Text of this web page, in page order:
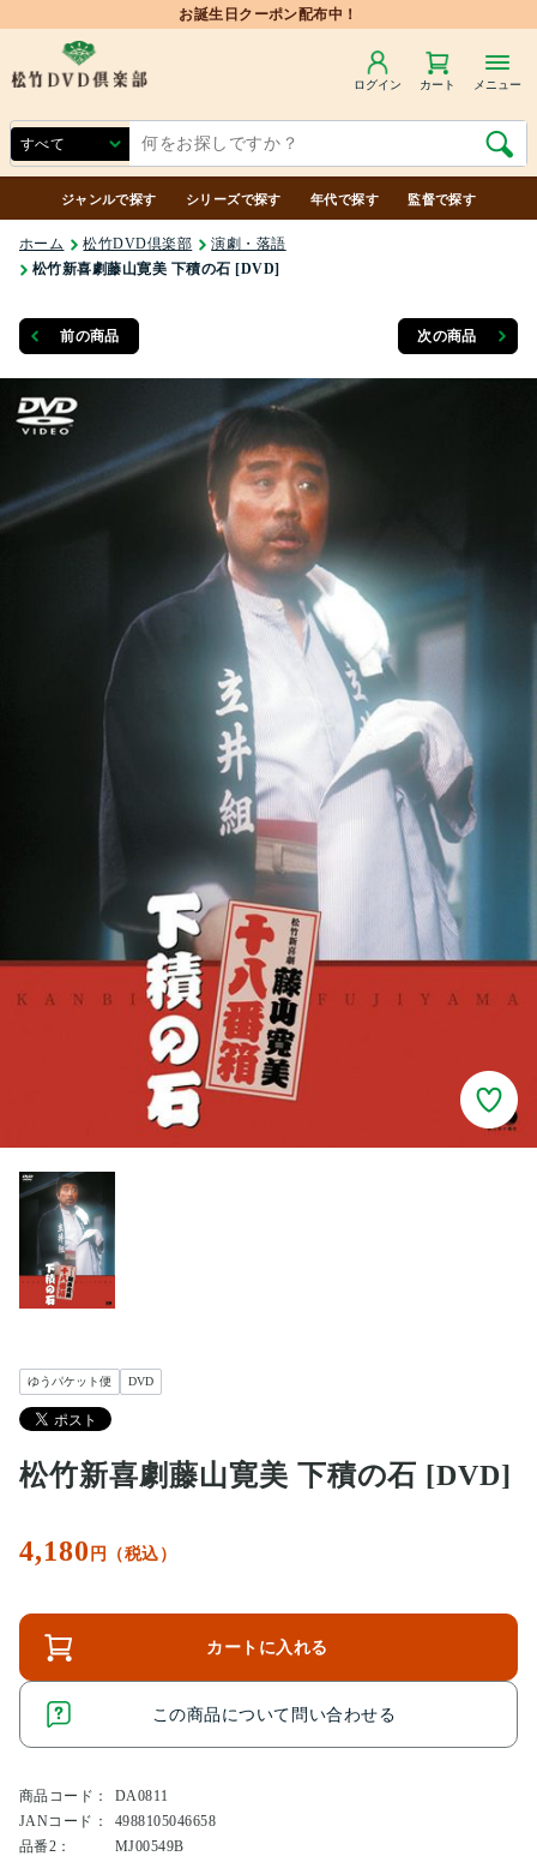
お誕生日クーポン配布中！
ログイン カート メニュー
ジャンルで探す シリーズで探す 年代で探す 監督で探す
ホーム 松竹DVD倶楽部
演劇・落語
松竹新喜劇藤山寛美 下積の石 [DVD]
前の商品 次の商品
ゆうパケット便 DVD
松竹新喜劇藤山寛美 下積の石 [DVD]
4,180 円（税込）
カートに入れる
この商品について問い合わせる
商品コード：
DA0811
JANコード：
4988105046658
品番2：
MJ00549B